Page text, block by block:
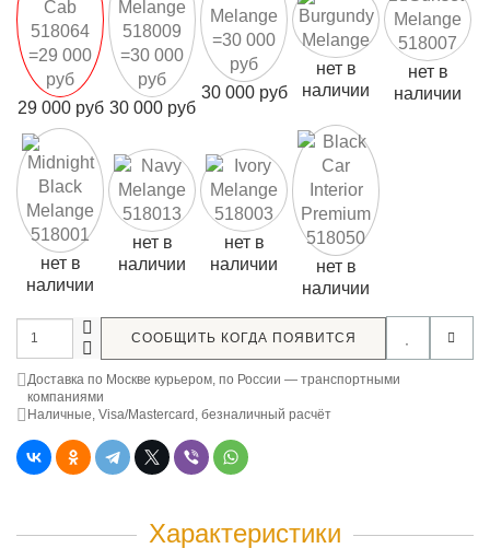
29 000 руб 30 000 руб
30 000 руб
нет в
наличии
нет в
наличии
нет в
наличии
нет в
наличии
нет в
наличии
нет в
наличии
СООБЩИТЬ КОГДА ПОЯВИТСЯ
Доставка по Москве курьером, по России — транспортными
компаниями
Наличные, Visa/Mastercard, безналичный расчёт
Характеристики